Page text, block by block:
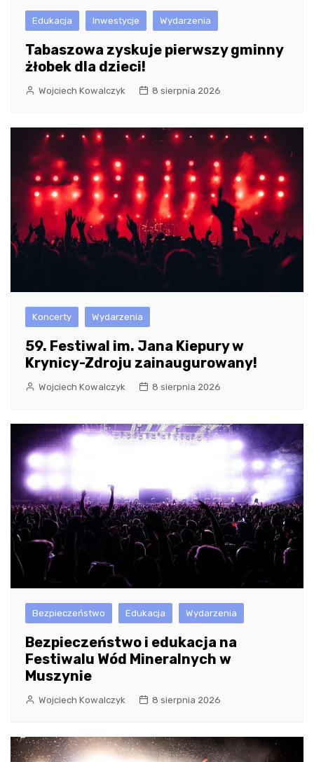
Edukacja Inwestycje Wydarzenia
Tabaszowa zyskuje pierwszy gminny
żłobek dla dzieci!
Wojciech Kowalczyk 8 sierpnia 2026
Koncerty Wydarzenia
59. Festiwal im. Jana Kiepury w
Krynicy-Zdroju zainaugurowany!
Wojciech Kowalczyk 8 sierpnia 2026
Bezpieczeństwo Edukacja Wydarzenia
Bezpieczeństwo i edukacja na
Festiwalu Wód Mineralnych w
Muszynie
Wojciech Kowalczyk 8 sierpnia 2026